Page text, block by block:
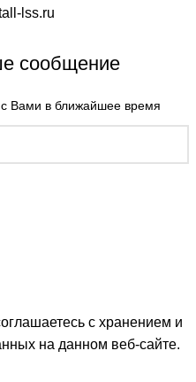
lss.ru
сообщение
Вами в ближайшее время
с хранением и
на данном веб-сайте.